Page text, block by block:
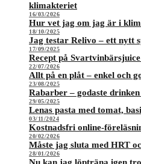
klimakteriet
16/03/2026
Hur vet jag om jag är i
18/10/2025
Jag testar Relivo – ett nytt
17/09/2025
Recept på
22/07/2026
Allt på en plåt – enkel och
23/08/2025
Rabarber – godaste
29/05/2025
Lenas pasta med tomat,
03/11/2024
Kostnadsfri online-
20/02/2026
Måste jag sluta med HRT
28/01/2026